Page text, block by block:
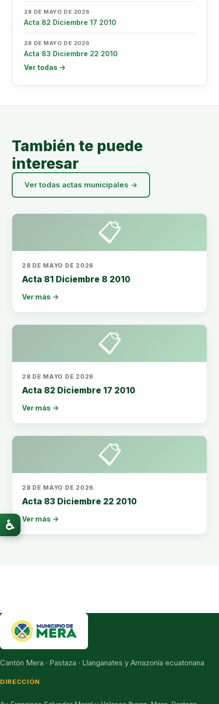
28 DE MAYO DE 2026
Acta 82 Diciembre 17 2010
28 DE MAYO DE 2026
Acta 83 Diciembre 22 2010
Ver todas →
También te puede
interesar
Ver todas actas municipales →
📋
28 DE MAYO DE 2026
Acta 81 Diciembre 8 2010
Ver más →
📋
28 DE MAYO DE 2026
Acta 82 Diciembre 17 2010
Ver más →
📋
28 DE MAYO DE 2026
Acta 83 Diciembre 22 2010
Ver más →
Cantón Mera · Pastaza · Llanganates y Amazonía ecuatoriana
DIRECCIÓN
♿